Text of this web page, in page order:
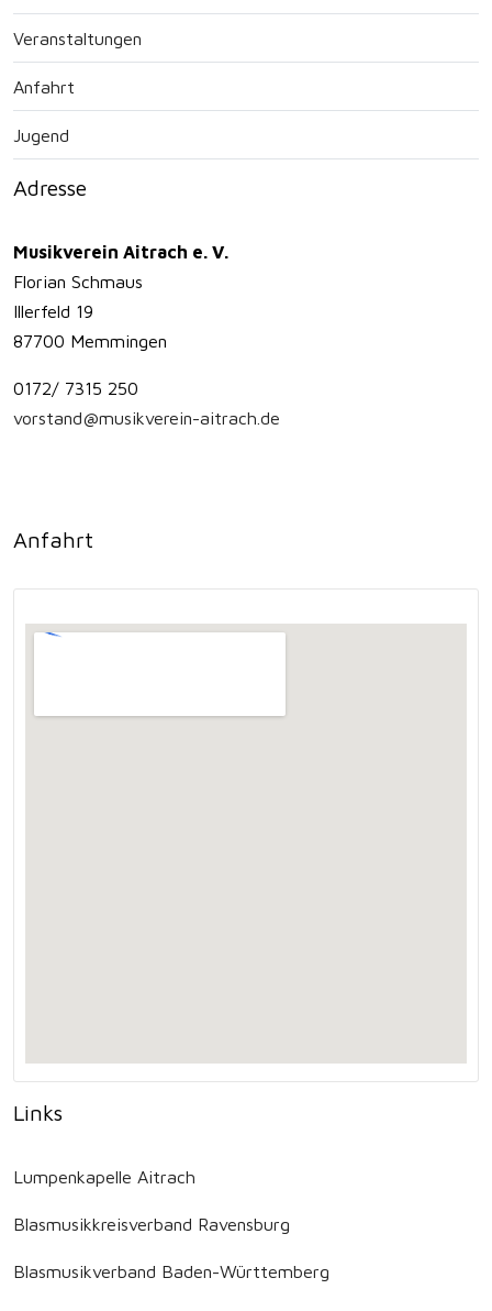
Veranstaltungen
Anfahrt
Jugend
Adresse
Musikverein Aitrach e. V.
Florian Schmaus
Illerfeld 19
87700 Memmingen
0172/ 7315 250
vorstand@musikverein-aitrach.de
Anfahrt
Links
Lumpenkapelle Aitrach
Blasmusikkreisverband Ravensburg
Blasmusikverband Baden-Württemberg